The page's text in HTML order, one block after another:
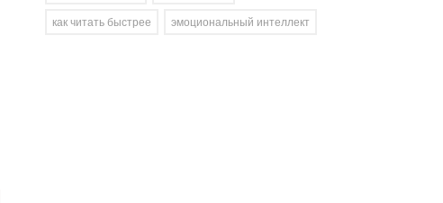
как читать быстрее
эмоциональный интеллект